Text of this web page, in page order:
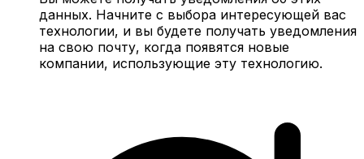
данных. Начните с выбора интересующей вас
технологии, и вы будете получать уведомления
на свою почту, когда появятся новые
компании, использующие эту технологию.